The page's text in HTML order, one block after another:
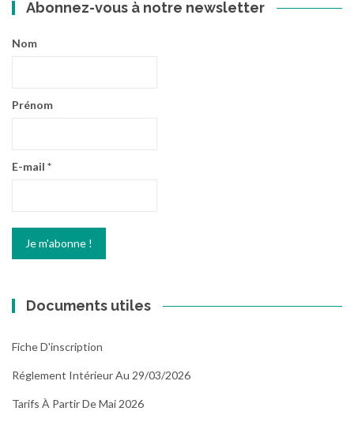
Abonnez-vous à notre newsletter
Nom
Prénom
E-mail *
Documents utiles
Fiche D'inscription
Réglement Intérieur Au 29/03/2026
Tarifs À Partir De Mai 2026